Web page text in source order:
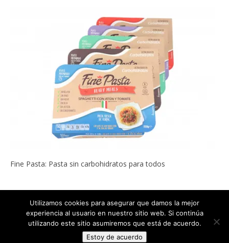
Fine Pasta: Pasta sin carbohidratos para todos
Copyright © 2022 ADELGAZAR SIN MILAGROS por Carlos Abehsera
Todos los derechos reservados.
The magazine-premium Theme bybavotasan.com
Utilizamos cookies para asegurar que damos la mejor
experiencia al usuario en nuestro sitio web. Si continúa
utilizando este sitio asumiremos que está de acuerdo.
Estoy de acuerdo